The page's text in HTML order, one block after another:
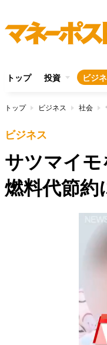
トップ 投資 ビジ
トップ ビジネス 社会
ビジネス
サツマイ
燃料代節約